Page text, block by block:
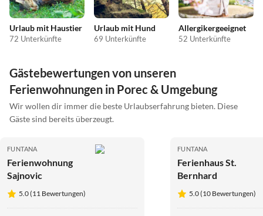
Urlaub mit Haustier
72 Unterkünfte
Urlaub mit Hund
69 Unterkünfte
Allergikergeeignet
52 Unterkünfte
Gästebewertungen von unseren
Ferienwohnungen in Porec & Umgebung
Wir wollen dir immer die beste Urlaubserfahrung bieten. Diese
Gäste sind bereits überzeugt.
FUNTANA
Ferienwohnung
Sajnovic
5.0 (11 Bewertungen)
FUNTANA
Ferienhaus St.
Bernhard
5.0 (10 Bewertungen)